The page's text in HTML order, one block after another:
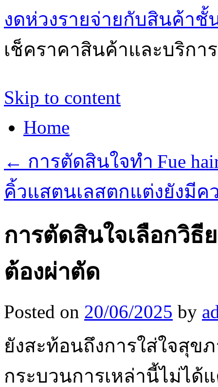
งดห่วงรายจ่ายกับสินค้า
เช็คราคาสินค้าและบริกา
Skip to content
Home
← การตัดสินใจทำ Fue
คิ้วแสตนเลสตกแต่งยังมี
การตัดสินใจเลือกวิธี
ต้องผ่าตัด
Posted on 20/06/2025 by
ยังสะท้อนถึงการใส่ใจสุข
กระบวนการเหล่านี้ไม่ได้